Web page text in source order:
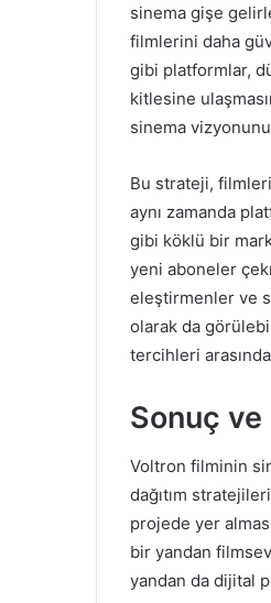
sinema gişe
filmlerini daha
gibi platformlar,
kitlesine
sinema
Bu strateji,
aynı zamanda
gibi köklü bir
yeni aboneler
eleştirmenler ve
olarak da
tercihleri
Sonuç
Voltron filminin
dağıtım
projede yer
bir yandan
yandan da dijital